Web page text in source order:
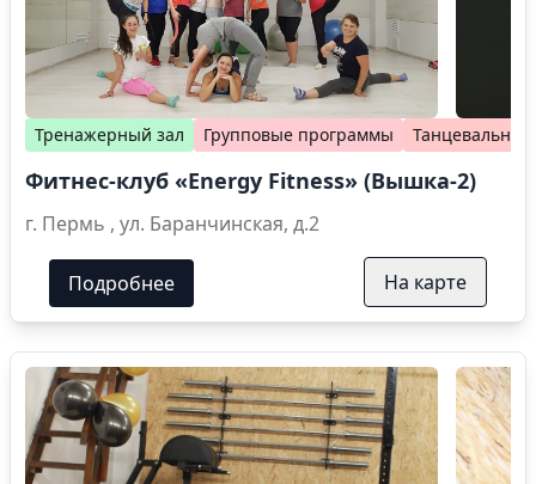
Тренажерный зал Групповые программы
Фитнес-клуб «Energy Fitness» (Вышка-2)
г. Пермь , ул. Баранчинская, д.2
Подробнее На карте